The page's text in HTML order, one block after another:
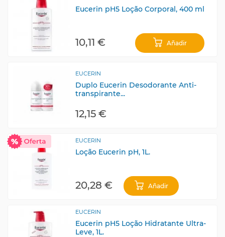
Eucerin pH5 Loção Corporal, 400 ml
10,11 € Añadir
EUCERIN
Duplo Eucerin Desodorante Anti-
transpirante...
12,15 €
EUCERIN
Loção Eucerin pH, 1L.
20,28 € Añadir
EUCERIN
Eucerin pH5 Loção Hidratante Ultra-
Leve, 1L.